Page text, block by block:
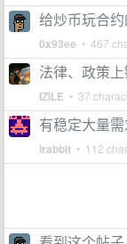
给炒币玩合
0x93ee • 467
法律、政策
IZILE • 37
有稳定大量
lrabbit • 112